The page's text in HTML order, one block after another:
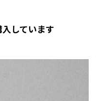
しています